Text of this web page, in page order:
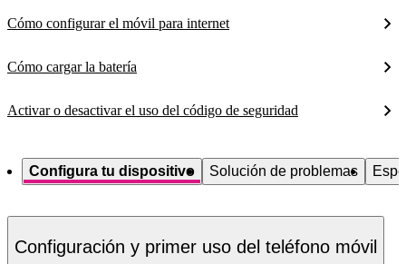
Cómo configurar el móvil para internet
Cómo cargar la batería
Activar o desactivar el uso del código de seguridad
Configura tu dispositivo Solución de problemas
Configuración y primer uso del teléfono móvil